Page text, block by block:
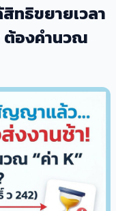
ทธิขยายเวลา
ต้องคำนวณ